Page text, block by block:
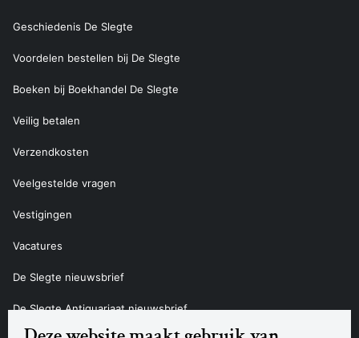
Geschiedenis De Slegte
Voordelen bestellen bij De Slegte
Boeken bij Boekhandel De Slegte
Veilig betalen
Verzendkosten
Veelgestelde vragen
Vestigingen
Vacatures
De Slegte nieuwsbrief
De Slegte Antiquariaat nieuwsbrief